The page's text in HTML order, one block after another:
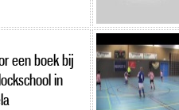
een boek bij
in